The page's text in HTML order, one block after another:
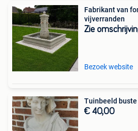
Fabrikant van
vijverranden
Zie
Bezoek website
Tuinbeeld buste
€ 40,00